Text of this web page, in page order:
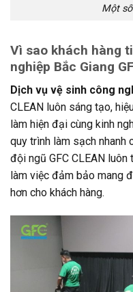
Một
Vì sao khách hàng
nghiệp Bắc Giang
Dịch vụ vệ sinh công
CLEAN luôn sáng tạo,
làm hiện đại cùng kinh
quy trình làm sạch nhanh
đội ngũ GFC CLEAN
làm việc đảm bảo mang
hơn cho khách hàng.